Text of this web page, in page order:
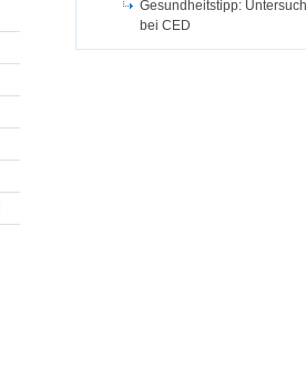
Gesundheitstipp:
bei CED